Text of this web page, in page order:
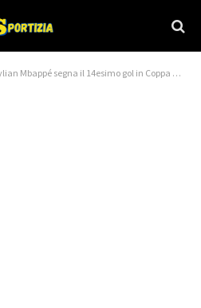
Mbappé segna il 14esimo gol in Coppa del Mondo superando Lionel Messi e Pelé nella lista di tutti i tempi